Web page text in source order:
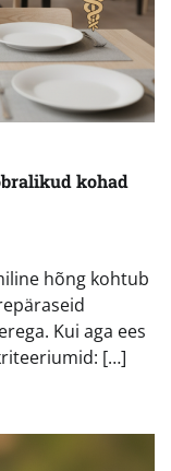
kohad
hõng kohtub
Kui aga ees
[…]